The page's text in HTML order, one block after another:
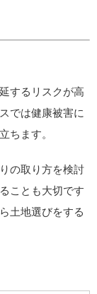
するリスクが高
では健康被害に
ちます。
の取り方を検討
ことも大切です
土地選びをする